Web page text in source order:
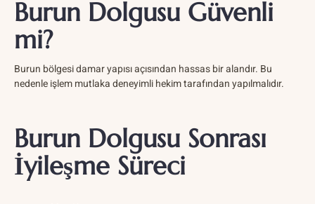
Burun Dolgusu Güvenli
mi?
Burun bölgesi damar yapısı açısından hassas bir alandır. Bu
nedenle işlem mutlaka deneyimli hekim tarafından yapılmalıdır.
Burun Dolgusu Sonrası
İyileşme Süreci